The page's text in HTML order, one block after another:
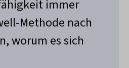
immer
Methode nach
worum es sich